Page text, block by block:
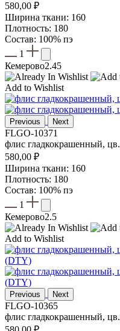
580,00 ₽
Ширина ткани: 160
Плотность: 180
Состав: 100% пэ
1
Кемерово2.45
Add to Wishlist
Previous Next
FLGO-10371
флис гладкокрашенный,
580,00 ₽
Ширина ткани: 160
Плотность: 180
Состав: 100% пэ
1
Кемерово2.5
Add to Wishlist
Previous Next
FLGO-10365
флис гладкокрашенный,